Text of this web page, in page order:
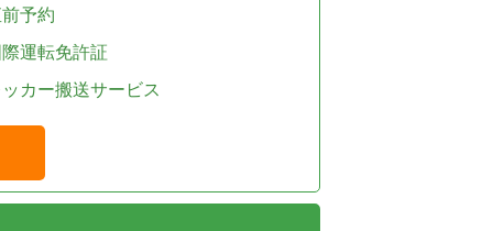
予約
運転免許証
カー搬送サービス